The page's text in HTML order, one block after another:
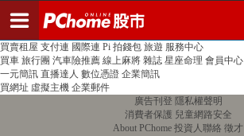
PChome首頁 線上購物 24h購物 書店
買賣租屋 支付連 國際連 Pi 拍錢包 旅遊 服務中心
買車 旅行團 汽車險推薦 線上麻將 雜誌 星座命理 會員中心
一元簡訊 直播達人 數位憑證 企業簡訊
買網址 虛擬主機 企業郵件
廣告刊登 隱私權聲明
消費者保護 兒童網路安全
About PChome 投資人聯絡 徵才